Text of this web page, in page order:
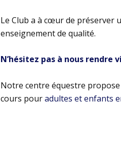
Le Club a à cœur de préserver
enseignement de qualité.
N’hésitez pas à nous rendre
Notre centre équestre
cours pouradultes et enfants